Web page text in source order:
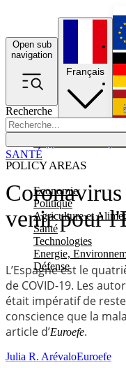
Open sub
navigation
Recherche
POLICY AREAS
Economie
Politique
Agriculture et
Santé
Technologies
Energie,
Défense
Français
venir pour
L’Espagne est le
de COVID-19. Les
était impératif de
conscience que la
article d’Euroefe.
SANTÉ
Julia R. ArévaloEuroefe